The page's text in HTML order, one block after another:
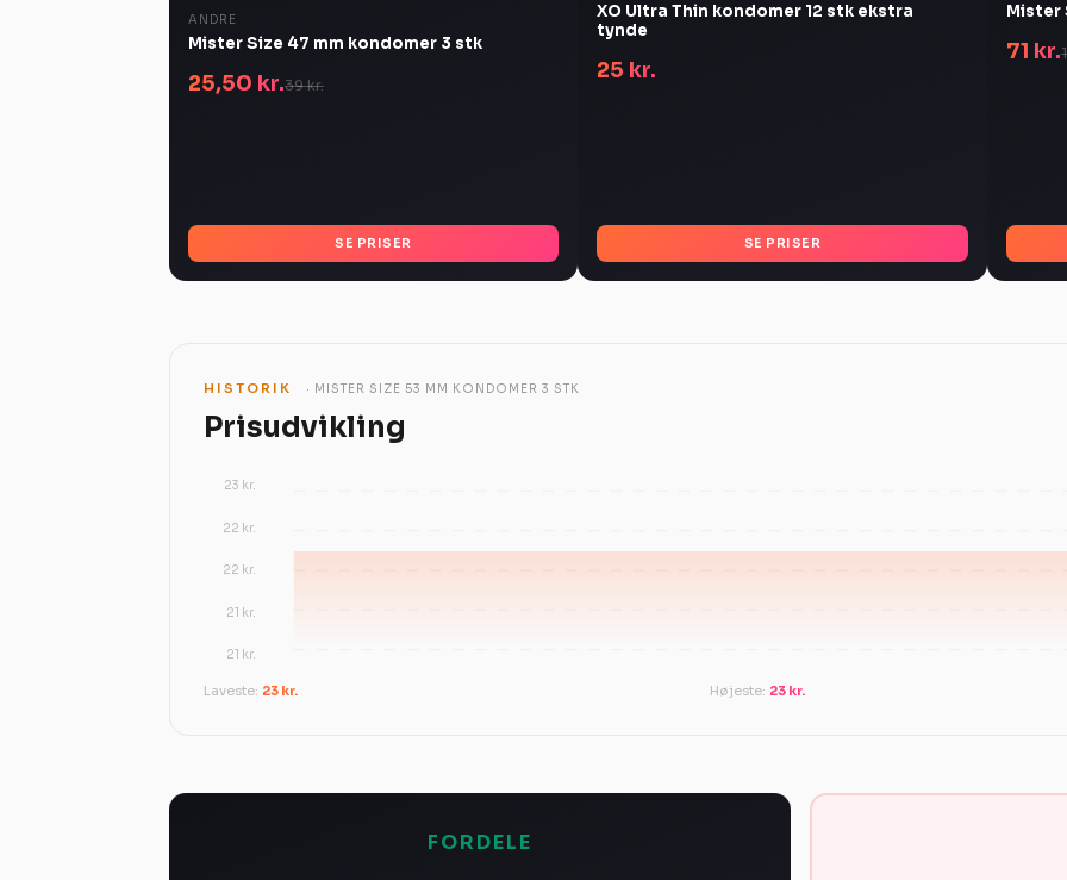
ANDRE
Mister Size 47 mm kondomer 3 stk
25,50 kr.39 kr.
SE PRISER
XO Ultra Thin kondomer 12 stk ekstra
tynde
25 kr.
SE PRISER
Mister
71 kr.
HISTORIK · MISTER SIZE 53 MM KONDOMER 3 STK
Prisudvikling
23 kr.
22 kr.
22 kr.
21 kr.
21 kr.
Laveste: 23 kr. Højeste: 23 kr.
FORDELE